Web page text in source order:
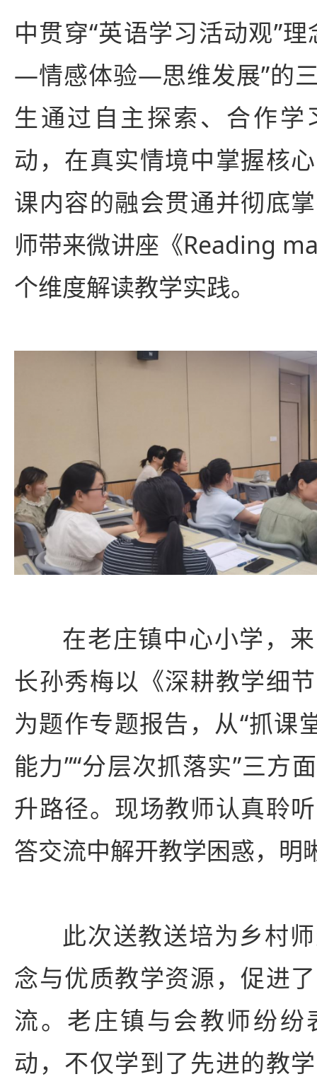
中贯穿“英语学习活动观”
—情感体验—思维发展”的
生通过自主探索、合作学
动，在真实情境中掌握核
课内容的融会贯通并彻底
师带来微讲座《Reading
个维度解读教学实践。
在老庄镇中心小学，
长孙秀梅以《深耕教学细
为题作专题报告，从“抓课
能力”“分层次抓落实”三方
升路径。现场教师认真聆
答交流中解开教学困惑，明
此次送教送培为乡村
念与优质教学资源，促进
流。老庄镇与会教师纷纷
动，不仅学到了先进的教